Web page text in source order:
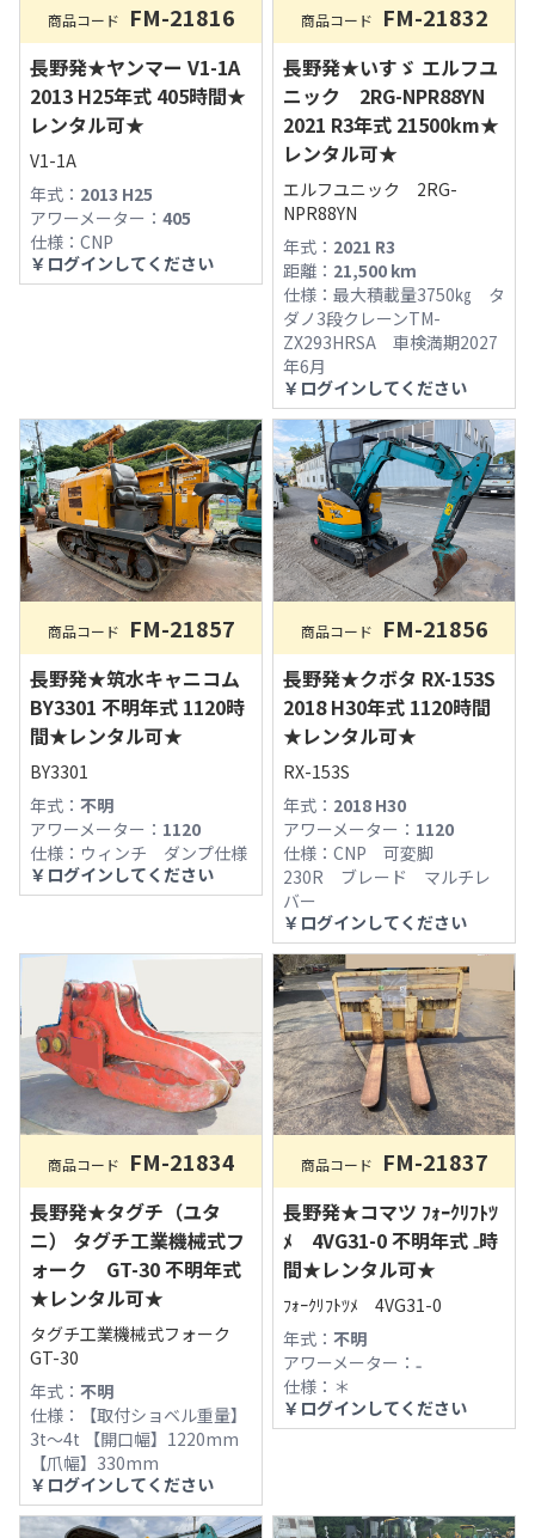
商品コード FM-21816
長野発★ヤンマー V1-1A
2013 H25年式 405時間★
レンタル可★
V1-1A
年式： 2013 H25
アワーメーター： 405
仕様： CNP
￥ ログインしてください
商品コード FM-21832
長野発★いすゞ エルフユ
ニック 2RG-NPR88YN
2021 R3年式 21500km★
レンタル可★
エルフユニック 2RG-
NPR88YN
年式： 2021 R3
距離： 21,500 km
仕様： 最大積載量3750㎏ タ
ダノ3段クレーンTM-
ZX293HRSA 車検満期2027
年6月
￥ ログインしてください
商品コード FM-21857
長野発★筑水キャニコム
BY3301 不明年式 1120時
間★レンタル可★
BY3301
年式： 不明
アワーメーター： 1120
仕様： ウィンチ ダンプ仕様
￥ ログインしてください
商品コード FM-21856
長野発★クボタ RX-153S
2018 H30年式 1120時間
★レンタル可★
RX-153S
年式： 2018 H30
アワーメーター： 1120
仕様： CNP 可変脚
230R ブレード マルチレ
バー
￥ ログインしてください
商品コード FM-21834
長野発★タグチ（ユタ
ニ） タグチ工業機械式フ
ォーク GT-30 不明年式
★レンタル可★
タグチ工業機械式フォーク
GT-30
年式： 不明
仕様：
【取付ショベル重量】
3t〜4t 【開口幅】1220mm
【爪幅】330mm
￥ ログインしてください
商品コード FM-21837
長野発★コマツ ﾌｫｰｸﾘﾌﾄﾂ
ﾒ 4VG31-0 不明年式 ₋時
間★レンタル可★
ﾌｫｰｸﾘﾌﾄﾂﾒ 4VG31-0
年式： 不明
アワーメーター： ₋
仕様： ＊
￥ ログインしてください